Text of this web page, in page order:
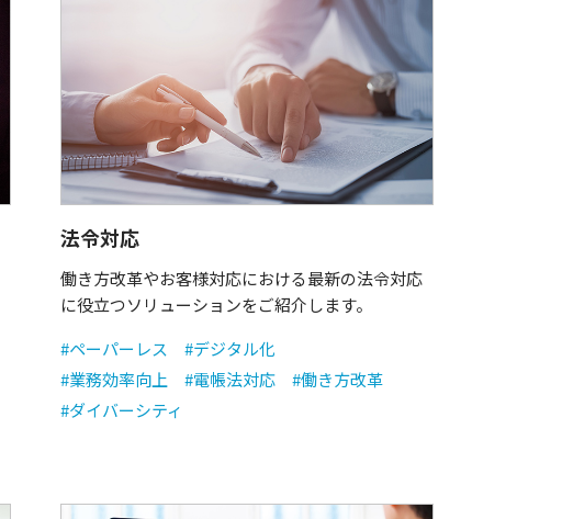
法令対応
働き方改革やお客様対応における最新の法令対応
に役立つソリューションをご紹介します。
#ペーパーレス
#デジタル化
#業務効率向上
#電帳法対応
#働き方改革
#ダイバーシティ